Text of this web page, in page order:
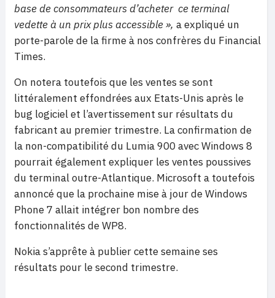
base de consommateurs d’acheter ce terminal
vedette à un prix plus accessible », a expliqué un
porte-parole de la firme à nos confrères du Financial
Times.
On notera toutefois que les ventes se sont
littéralement effondrées aux Etats-Unis après le
bug logiciel et l’avertissement sur résultats du
fabricant au premier trimestre. La confirmation de
la non-compatibilité du Lumia 900 avec Windows 8
pourrait également expliquer les ventes poussives
du terminal outre-Atlantique. Microsoft a toutefois
annoncé que la prochaine mise à jour de Windows
Phone 7 allait intégrer bon nombre des
fonctionnalités de WP8.
Nokia s’apprête à publier cette semaine ses
résultats pour le second trimestre.